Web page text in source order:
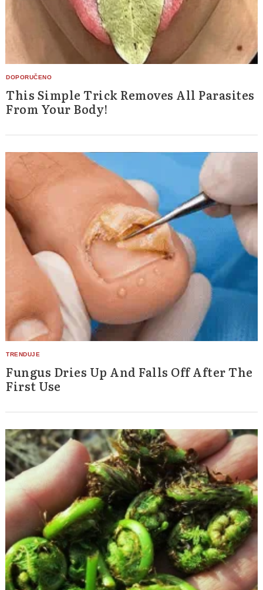
This Simple Trick Removes All Parasites
From Your Body!
Fungus Dries Up And Falls Off After The
First Use